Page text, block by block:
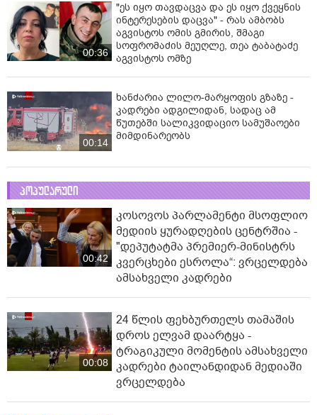
00:36
"ეს იყო თავდაცვა და ეს იყო ქვეყნის
ინტერესების დაცვა" - რას ამბობს
აგვისტოს ომის გმირის, შმაგი
სოფრომაძის მეუღლე, თეა ტაბატაძე
აგვისტოს ომზე
00:14
ხანძარია ლილო-მარყოფის გზაზე -
კადრები ადგილიდან, სადაც ამ
წუთებში სალიკვიდაციო სამუშაოები
მიმდინარეობს
პოპულარული
00:42
კოსოვოს პარლამენტი მსოფლიო
მედიის ყურადღების ცენტრშია -
"დეპუტატმა პრემიერ-მინისტრს
კვერცხები ესროლა“: ვრცელდება
ამსახველი კადრები
00:08
24 წლის ფეხბურთელს თამაშის
დროს ელვამ დაარტყა -
ტრაგიკული მომენტის ამსახველი
კადრები ტაილანდიდან მედიაში
ვრცელდება